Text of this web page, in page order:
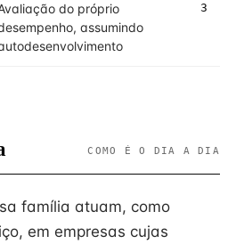
do próprio
assumindo
3
COMO É O DIA A DIA
família atuam, como
em empresas cujas